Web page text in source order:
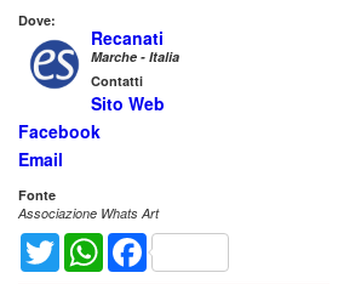
Dove:
Recanati
Marche - Italia
Contatti
Sito Web
Facebook
Email
Fonte
Associazione Whats Art
Twitter WhatsAppFacebook